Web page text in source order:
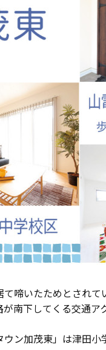
取り
採用情報
啼いたためとされ
南下してくる交通ア
ン加茂東」は津田